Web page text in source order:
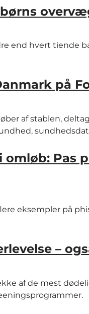
end hvert tiende
på
af stablen,
omløb: Pas
eksempler på
–
af de mest